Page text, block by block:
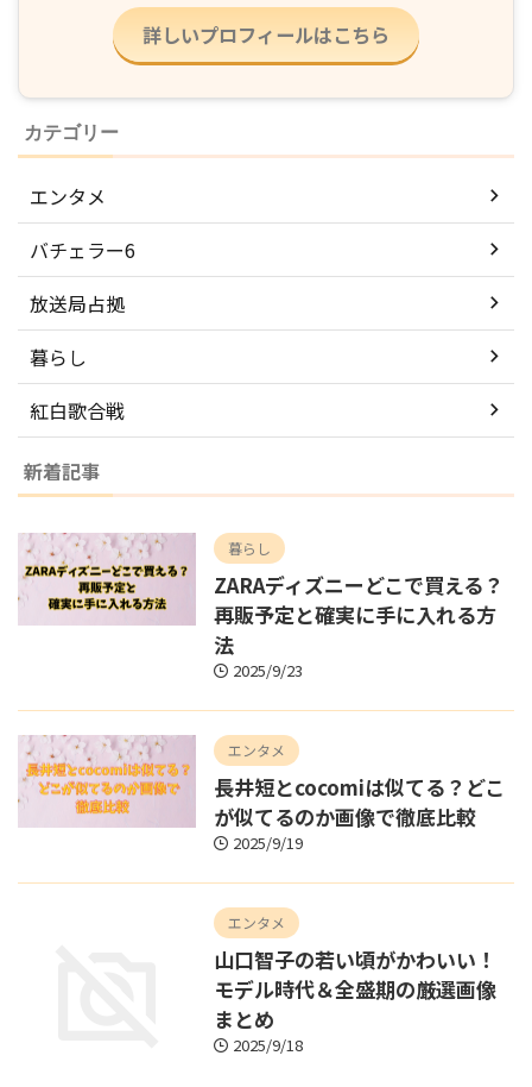
詳しいプロフィールはこちら
カテゴリー
エンタメ
バチェラー6
放送局占拠
暮らし
紅白歌合戦
新着記事
暮らし
ZARAディズニーどこで買える？
再販予定と確実に手に入れる方
法
2025/9/23
エンタメ
長井短とcocomiは似てる？どこ
が似てるのか画像で徹底比較
2025/9/19
エンタメ
山口智子の若い頃がかわいい！
モデル時代＆全盛期の厳選画像
まとめ
2025/9/18